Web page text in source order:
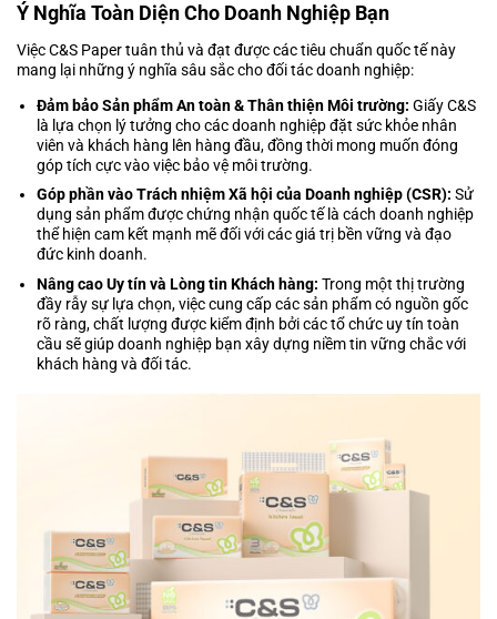
Ý Nghĩa Toàn Diện Cho Doanh Nghiệp Bạn
Việc C&S Paper tuân thủ và đạt được các tiêu chuẩn quốc tế này
mang lại những ý nghĩa sâu sắc cho đối tác doanh nghiệp:
Đảm bảo Sản phẩm An toàn & Thân thiện Môi trường: Giấy C&S
là lựa chọn lý tưởng cho các doanh nghiệp đặt sức khỏe nhân
viên và khách hàng lên hàng đầu, đồng thời mong muốn đóng
góp tích cực vào việc bảo vệ môi trường.
Góp phần vào Trách nhiệm Xã hội của Doanh nghiệp (CSR): Sử
dụng sản phẩm được chứng nhận quốc tế là cách doanh nghiệp
thể hiện cam kết mạnh mẽ đối với các giá trị bền vững và đạo
đức kinh doanh.
Nâng cao Uy tín và Lòng tin Khách hàng: Trong một thị trường
đầy rẫy sự lựa chọn, việc cung cấp các sản phẩm có nguồn gốc
rõ ràng, chất lượng được kiểm định bởi các tổ chức uy tín toàn
cầu sẽ giúp doanh nghiệp bạn xây dựng niềm tin vững chắc với
khách hàng và đối tác.